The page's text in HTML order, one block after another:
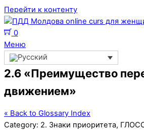
Перейти к контенту
0
Меню
2.6 «Преимущество
движением»
« Back to Glossary Index
Category: 2. Знаки приоритета,